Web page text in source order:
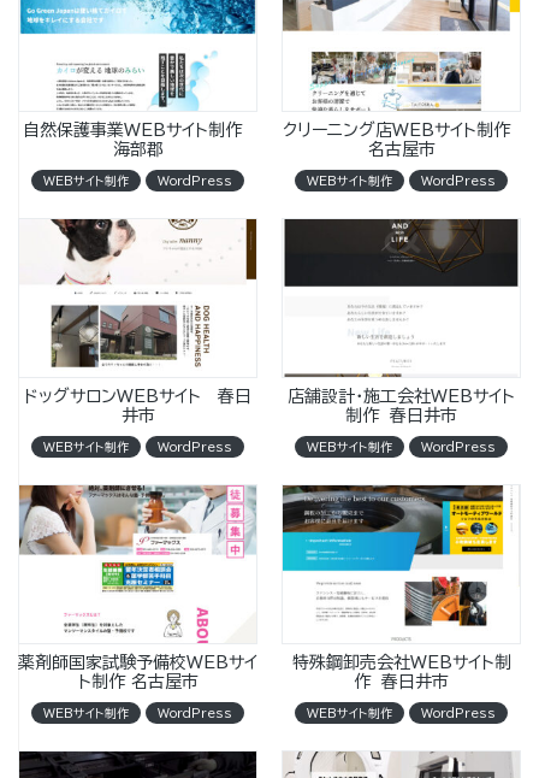
自然保護事業WEBサイト制作
海部郡
WEBサイト制作 WordPress
クリーニング店WEBサイト制作
名古屋市
WEBサイト制作 WordPress
ドッグサロンWEBサイト 春日
井市
WEBサイト制作 WordPress
店舗設計・施工会社WEBサイト
制作 春日井市
WEBサイト制作 WordPress
薬剤師国家試験予備校WEBサイ
ト制作 名古屋市
WEBサイト制作 WordPress
特殊鋼卸売会社WEBサイト制
作 春日井市
WEBサイト制作 WordPress